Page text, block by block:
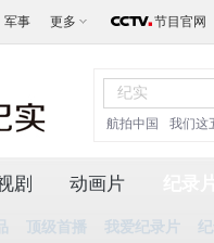
军事 更多 节目官网
航拍中国 我们这
剧 动画片
顶级首播 我爱纪录片